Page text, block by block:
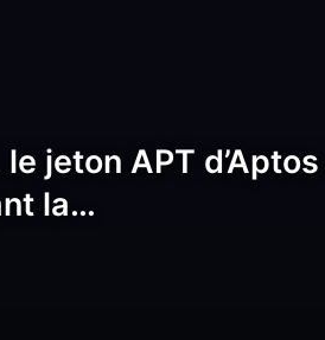
jeton APT
la…